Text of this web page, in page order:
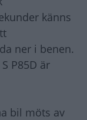
känns
ner i benen.
P85D är
bil möts av